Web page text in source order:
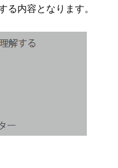
内容となります。